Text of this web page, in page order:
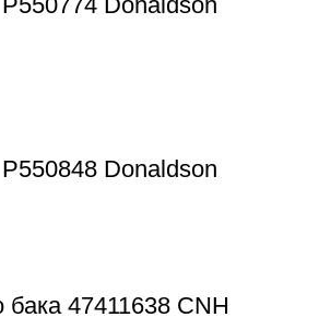
Donaldson
бака 47411638 CNH